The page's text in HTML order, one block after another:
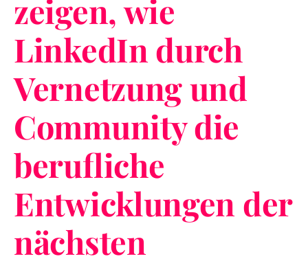
zeigen, wie
LinkedIn durch
Vernetzung und
Community die
berufliche
Entwicklungen der
nächsten